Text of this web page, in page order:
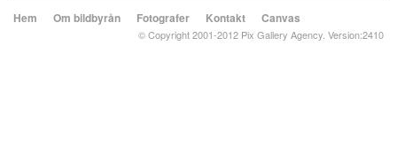
Hem Om bildbyrån Fotografer Kontakt Canvas
© Copyright 2001-2012 Pix Gallery Agency. Version:2410